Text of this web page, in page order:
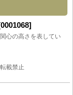
心の高さを表してい
載禁止